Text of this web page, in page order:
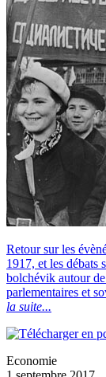
Retour sur les
1917, et les débats
bolchévik autour
parlementaires et
la suite...
Economie